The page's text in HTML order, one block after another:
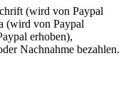
(wird von Paypal
(wird von Paypal
erhoben),
Nachnahme bezahlen.